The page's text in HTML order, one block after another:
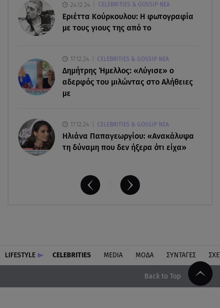
06.08.26 , 20:04
Σαμοθράκη: Συγκλονιστική διάσωση 15χρονης
από δύσβατο φαράγγι
06.08.26 , 19:44
Πότε δεν επιβάλλεται φόρος κληρονομιάς σε
τραπεζικές καταθέσεις
24.12.24 CELEBRITIES & GOSSIP ΝΕΑ
Εριέττα Κούρκουλου: Η φωτογραφία
με τους γιους της από το
17.12.24 CELEBRITIES & GOSSIP ΝΕΑ
Δημήτρης Ήμελλος: «Λύγισε» ο
αδερφός του μιλώντας στο Αλήθειες
με
17.12.24 CELEBRITIES & GOSSIP ΝΕΑ
Ηλιάνα Παπαγεωργίου: «Ανακάλυψα
τη δύναμη που δεν ήξερα ότι είχα»
LIFESTYLE CELEBRITIES MEDIA ΜΟΔΑ ΣΥΝΤΑΓΕΣ
Back to Top